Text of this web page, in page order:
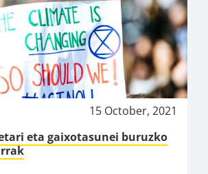
15 October, 2021
eta gaixotasunei buruzko